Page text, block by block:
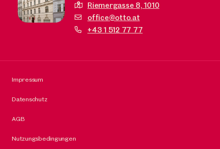
Riemergasse 8,1010
office@otto.at
+43 1 512 77 77
Impressum
Datenschutz
AGB
Nutzungsbedingungen